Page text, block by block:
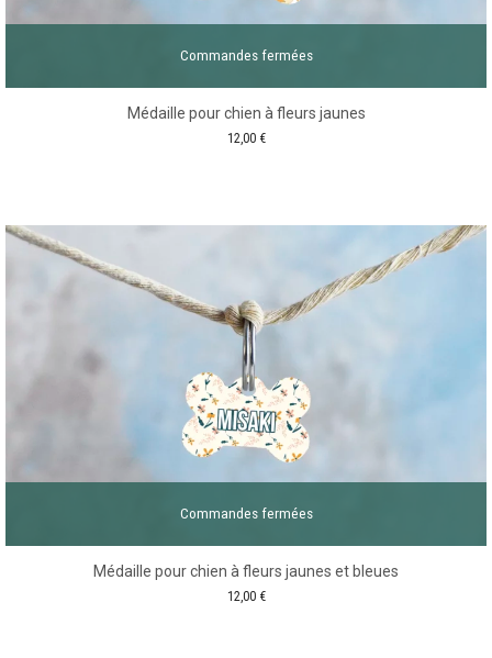
Commandes fermées
Médaille pour chien à fleurs jaunes
12,00 €
Commandes fermées
Médaille pour chien à fleurs jaunes et bleues
12,00 €